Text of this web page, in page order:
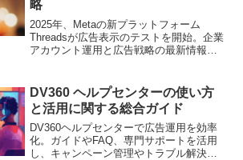
略
2025年、Metaの新プラットフォーム
Threadsが広告表示のテストを開始。企業
アカウント運用と広告戦略の最新情報を
DV360 ヘルプセンターの使い方
と活用に関する総合ガイド
DV360ヘルプセンターで広告運用を効率
化。ガイドやFAQ、専門サポートを活用
し、キャンペーン管理やトラブル解決を